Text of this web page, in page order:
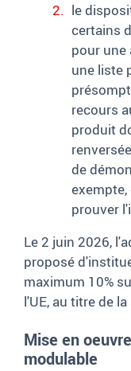
le
certains
pour une
une liste
recours
produit
de
prouver
Le 2 juin 2026,
proposé
maximum 10%
l'UE, au titre de
Mise en
modulable